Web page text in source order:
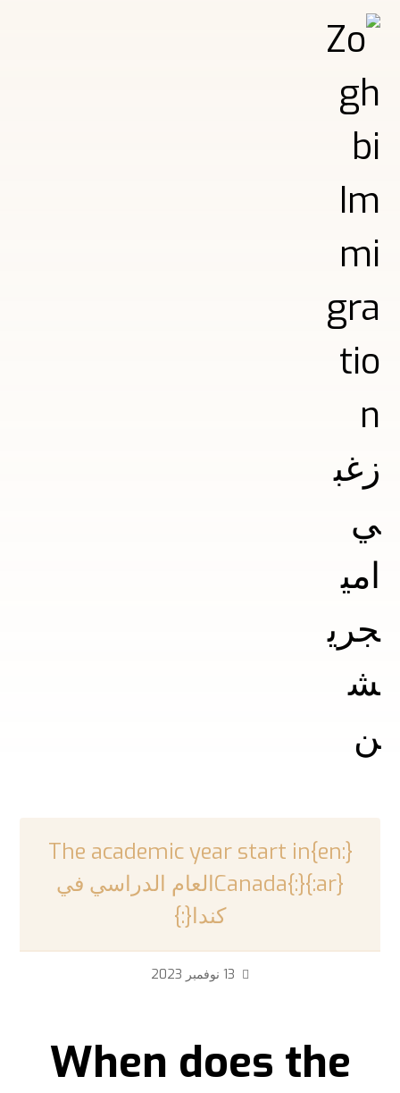
{:en}The academic year start in
Canada{:}{:ar}العام الدراسي في
كندا{:}
13 نوفمبر 2023
When does the